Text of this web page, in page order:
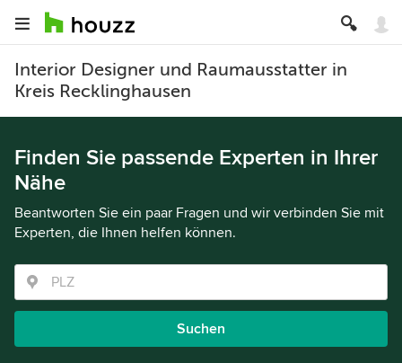
Interior Designer und Raumausstatter in
Kreis Recklinghausen
Finden Sie passende Experten in Ihrer
Nähe
Beantworten Sie ein paar Fragen und wir verbinden Sie mit
Experten, die Ihnen helfen können.
Suchen